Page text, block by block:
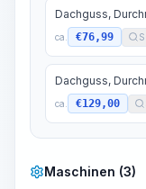
Dachguss,
ca. €76,99
Dachguss,
ca. €129,00
Maschinen (3)